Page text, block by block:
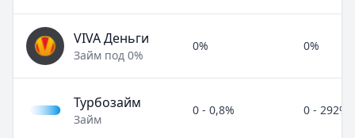
VIVA Деньги
Займ под 0%
0% 0%
Турбозайм
Займ
0 - 0,8% 0 - 292%